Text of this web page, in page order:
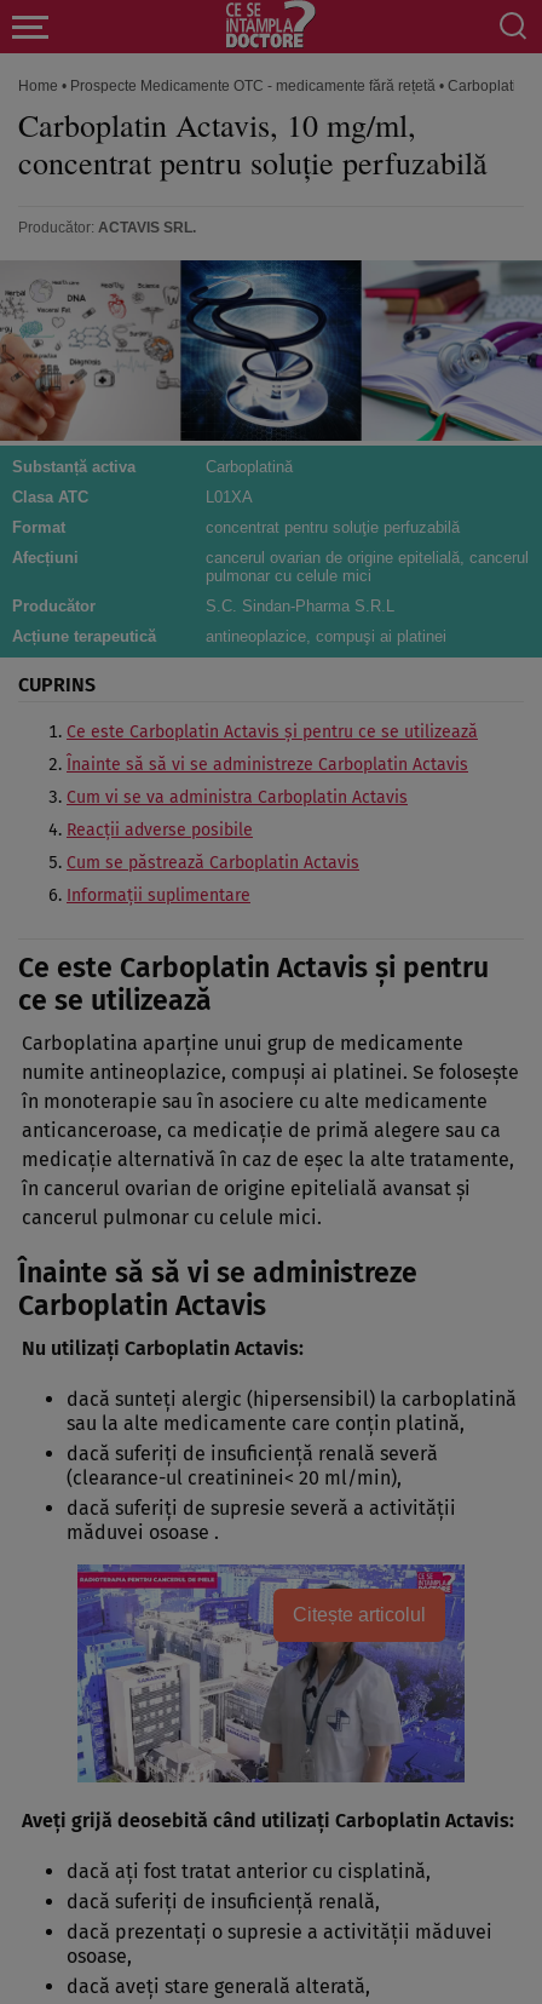
Home • Prospecte Medicamente OTC - medicamente fără rețetă • Carboplatin
Carboplatin Actavis, 10 mg/ml,
concentrat pentru soluţie perfuzabilă
Producător: ACTAVIS SRL.
Substanță activa
Carboplatină
Clasa ATC
L01XA
Format
concentrat pentru soluţie perfuzabilă
Afecțiuni
cancerul ovarian de origine epitelială, cancerul
pulmonar cu celule mici
Producător
S.C. Sindan-Pharma S.R.L
Acțiune terapeutică
antineoplazice, compuşi ai platinei
CUPRINS
Ce este Carboplatin Actavis şi pentru ce se utilizează
Înainte să să vi se administreze Carboplatin Actavis
Cum vi se va administra Carboplatin Actavis
Reacţii adverse posibile
Cum se păstrează Carboplatin Actavis
Informaţii suplimentare
Ce este Carboplatin Actavis şi pentru
ce se utilizează
Carboplatina aparţine unui grup de medicamente
numite antineoplazice, compuşi ai platinei. Se foloseşte
în monoterapie sau în asociere cu alte medicamente
anticanceroase, ca medicaţie de primă alegere sau ca
medicaţie alternativă în caz de eşec la alte tratamente,
în cancerul ovarian de origine epitelială avansat şi
cancerul pulmonar cu celule mici.
Înainte să să vi se administreze
Carboplatin Actavis
Nu utilizaţi Carboplatin Actavis:
dacă sunteţi alergic (hipersensibil) la carboplatină
sau la alte medicamente care conţin platină,
dacă suferiţi de insuficienţă renală severă
(clearance-ul creatininei< 20 ml/min),
dacă suferiţi de supresie severă a activităţii
măduvei osoase .
Citește articolul
Aveţi grijă deosebită când utilizaţi Carboplatin Actavis:
dacă aţi fost tratat anterior cu cisplatină,
dacă suferiţi de insuficienţă renală,
dacă prezentaţi o supresie a activităţii măduvei
osoase,
dacă aveţi stare generală alterată,